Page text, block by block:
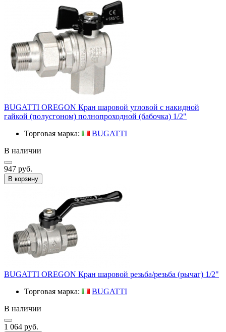
BUGATTI OREGON Кран шаровой угловой с накидной
гайкой (полусгоном) полнопроходной (бабочка) 1/2"
Торговая марка:
BUGATTI
В наличии
947 руб.
В корзину
BUGATTI OREGON Кран шаровой резьба/резьба (рычаг) 1/2"
Торговая марка:
BUGATTI
В наличии
1 064 руб.